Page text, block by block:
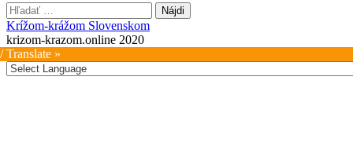
Hľadať:
Krížom-krážom Slovenskom
krizom-krazom.online 2020
Translate »